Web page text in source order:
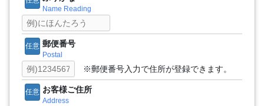
Name Reading
任意 郵便番号
Postal
※郵便番号入力で住所が登録できます。
任意 お客様ご住所
Address